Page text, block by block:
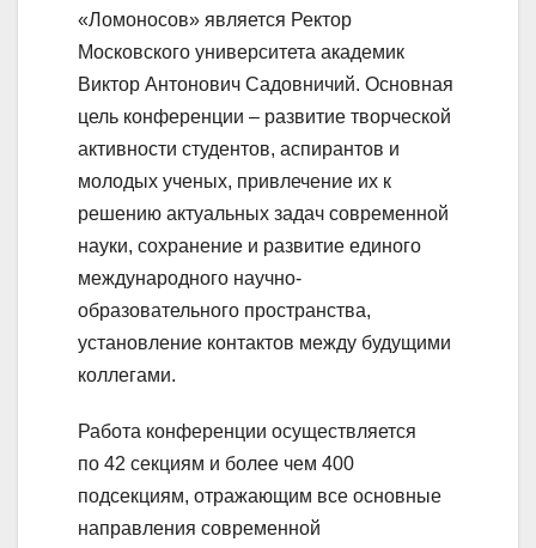
«Ломоносов» является Ректор
Московского университета академик
Виктор Антонович Садовничий. Основная
цель конференции – развитие творческой
активности студентов, аспирантов и
молодых ученых, привлечение их к
решению актуальных задач современной
науки, сохранение и развитие единого
международного научно-
образовательного пространства,
установление контактов между будущими
коллегами.
Работа конференции осуществляется
по 42 секциям и более чем 400
подсекциям, отражающим все основные
направления современной